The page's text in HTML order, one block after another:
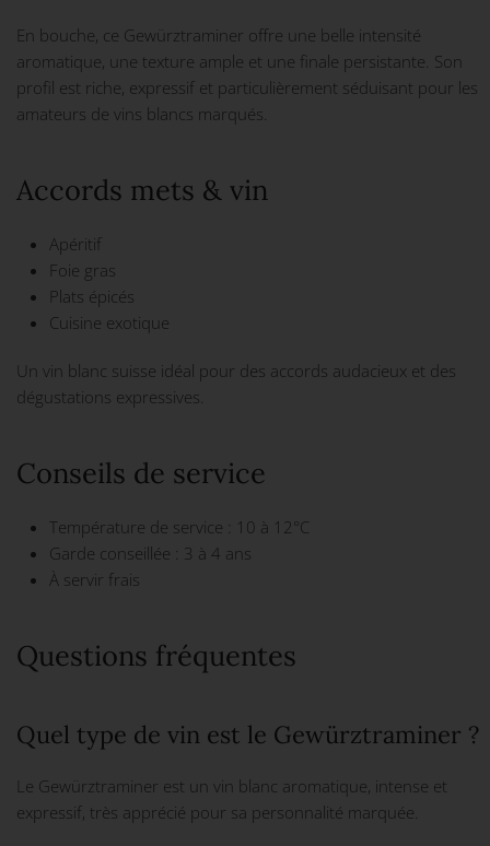
En bouche, ce Gewürztraminer offre une belle intensité
aromatique, une texture ample et une finale persistante. Son
profil est riche, expressif et particulièrement séduisant pour les
amateurs de vins blancs marqués.
Accords mets & vin
Apéritif
Foie gras
Plats épicés
Cuisine exotique
Un vin blanc suisse idéal pour des accords audacieux et des
dégustations expressives.
Conseils de service
Température de service : 10 à 12°C
Garde conseillée : 3 à 4 ans
À servir frais
Questions fréquentes
Quel type de vin est le Gewürztraminer ?
Le Gewürztraminer est un vin blanc aromatique, intense et
expressif, très apprécié pour sa personnalité marquée.